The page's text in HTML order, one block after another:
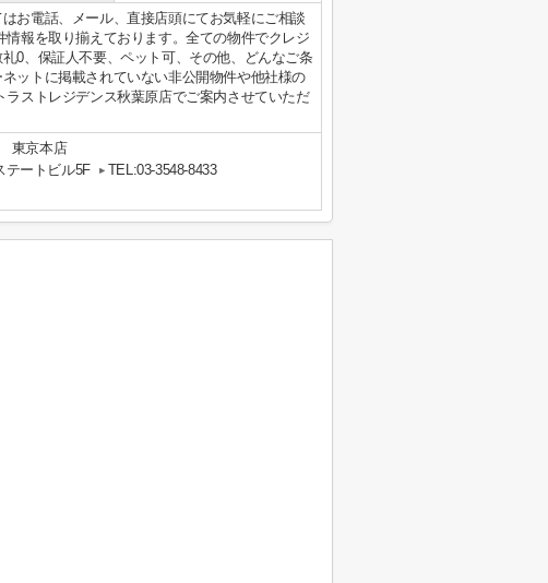
お電話、メール、直接店頭にてお気軽にご相談
報を取り揃えております。全ての物件でクレジ
0、保証人不要、ペット可、その他、どんなご条
ットに掲載されていない非公開物件や他社様の
ストレジデンス秋葉原店でご案内させていただ
東京本店
テートビル5F
TEL:03-3548-8433